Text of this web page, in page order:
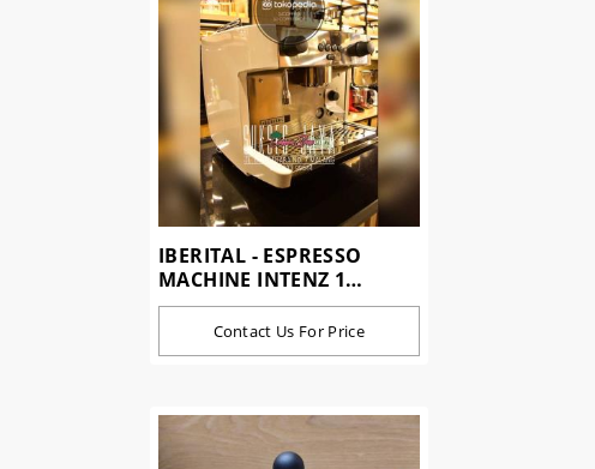
IBERITAL - ESPRESSO
MACHINE INTENZ 1
GROUP
Contact Us For Price